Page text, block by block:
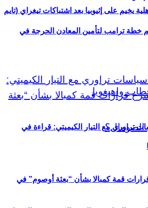
يخيم على إثيوبيا بعد اشتباكات تيغراي (تايم
قمة كمبالا بشأن “بعثة أوصوم” في
خطة ترامب لتأمين المعادن الحرجة في
تراوري مع التيار الكيميتي: قراءة في